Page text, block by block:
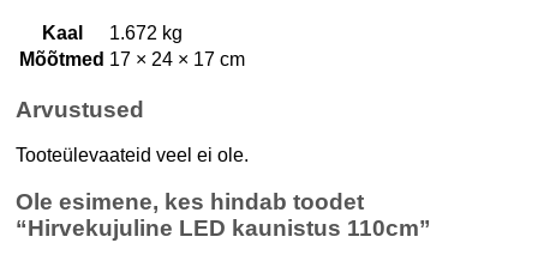
Kaal
1.672 kg
Mõõtmed 17 × 24 × 17 cm
Arvustused
Tooteülevaateid veel ei ole.
Ole esimene, kes hindab toodet
“Hirvekujuline LED kaunistus 110cm”